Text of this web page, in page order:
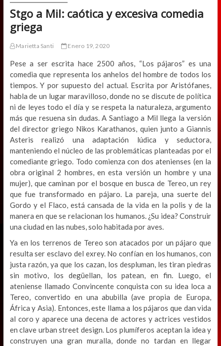
Stgo a Mil: caótica y excesiva comedia
griega
Marietta Santi Enero 19, 2020
Pese a ser escrita hace 2500 años, “Los pájaros” es una
comedia que representa los anhelos del hombre de todos los
tiempos. Y por supuesto del actual. Escrita por Aristófanes,
habla de un lugar maravilloso, donde no se discute de política
ni de leyes todo el día y se respeta la naturaleza, argumento
más que resuena sin dudas. A Santiago a Mil llega la versión
del director griego Nikos Karathanos, quien junto a Giannis
Asteris realizó una adaptación lúdica y seductora,
manteniendo el núcleo de las problemáticas planteadas por el
comediante griego. Todo comienza con dos atenienses (en la
obra original 2 hombres, en esta versión un hombre y una
mujer), que caminan por el bosque en busca de Tereo, un rey
que fue transformado en pájaro. La pareja, una suerte del
Gordo y el Flaco, está cansada de la vida en la polis y de la
manera en que se relacionan los humanos. ¿Su idea? Construir
una ciudad en las nubes, solo habitada por aves.
Ya en los terrenos de Tereo son atacados por un pájaro que
resulta ser esclavo del exrey. No confían en los humanos, con
justa razón, ya que los cazan, los despluman, les tiran piedras
sin motivo, los degüellan, los patean, en fin. Luego, el
ateniense llamado Convincente conquista con su idea loca a
Tereo, convertido en una abubilla (ave propia de Europa,
África y Asia). Entonces, este llama a los pájaros que dan vida
al coro y aparece una decena de actores y actrices vestidos
en clave urban street design. Los plumíferos aceptan la idea y
construyen una gran muralla, donde no tardan en llegar